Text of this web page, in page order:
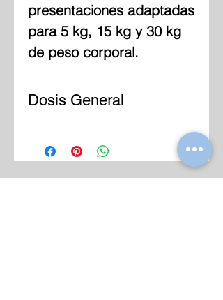
presentaciones adaptadas
para 5 kg, 15 kg y 30 kg
de peso corporal.
Dosis General
Repetir tratamiento a los
21 días 1 tableta cada 15